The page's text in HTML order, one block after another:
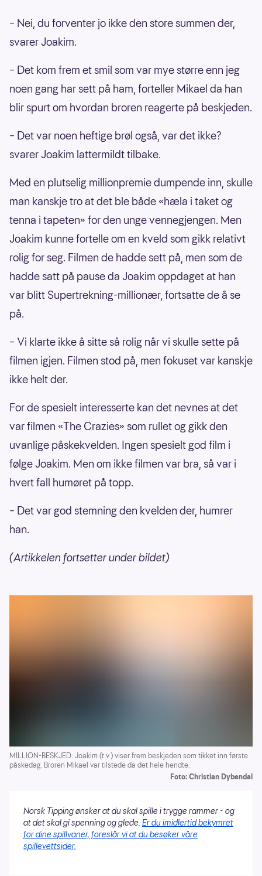
– Nei, du forventer jo ikke den store summen der,
svarer Joakim.
– Det kom frem et smil som var mye større enn jeg
noen gang har sett på ham, forteller Mikael da han
blir spurt om hvordan broren reagerte på beskjeden.
– Det var noen heftige brøl også, var det ikke?
svarer Joakim lattermildt tilbake.
Med en plutselig millionpremie dumpende inn, skulle
man kanskje tro at det ble både «hæla i taket og
tenna i tapeten» for den unge vennegjengen. Men
Joakim kunne fortelle om en kveld som gikk relativt
rolig for seg. Filmen de hadde sett på, men som de
hadde satt på pause da Joakim oppdaget at han
var blitt Supertrekning-millionær, fortsatte de å se
på.
– Vi klarte ikke å sitte så rolig når vi skulle sette på
filmen igjen. Filmen stod på, men fokuset var kanskje
ikke helt der.
For de spesielt interesserte kan det nevnes at det
var filmen «The Crazies» som rullet og gikk den
uvanlige påskekvelden. Ingen spesielt god film i
følge Joakim. Men om ikke filmen var bra, så var i
hvert fall humøret på topp.
– Det var god stemning den kvelden der, humrer
han.
(Artikkelen fortsetter under bildet)
MILLION-BESKJED: Joakim (t.v.) viser frem beskjeden som tikket inn første
påskedag. Broren Mikael var tilstede da det hele hendte.
Foto: Christian Dybendal
Norsk Tipping ønsker at du skal spille i trygge rammer - og
at det skal gi spenning og glede. Er du imidlertid bekymret
for dine spillvaner, foreslår vi at du besøker våre
spillevettsider.